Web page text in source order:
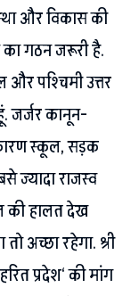
और विकास की
का गठन जरूरी है.
और पश्चिमी उत्तर
जर्जर कानून-
स्कूल, सड़क
ज्यादा राजस्व
की हालत देख
अच्छा रहेगा. श्री
प्रदेश‘ की मांग